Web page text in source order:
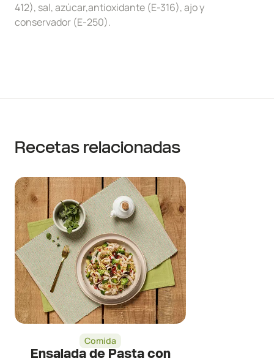
412), sal, azúcar,antioxidante (E-316), ajo y
conservador (E-250).
Recetas relacionadas
Comida
Ensalada de Pasta con